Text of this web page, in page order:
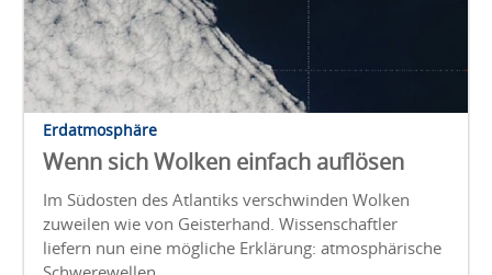
Erdatmosphäre
Wenn sich Wolken einfach auflösen
Im Südosten des Atlantiks verschwinden Wolken
zuweilen wie von Geisterhand. Wissenschaftler
liefern nun eine mögliche Erklärung: atmosphärische